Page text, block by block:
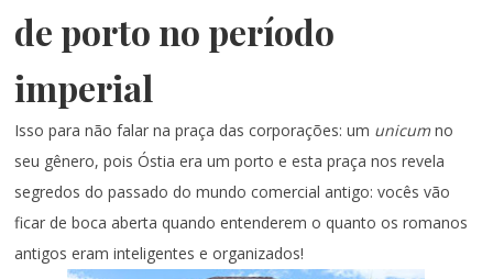
de porto no período
imperial
Isso para não falar na praça das corporações: um unicumno
seu gênero, pois Óstia era um porto e esta praça nos revela
segredos do passado do mundo comercial antigo: vocês vão
ficar de boca aberta quando entenderem o quanto os romanos
antigos eram inteligentes e organizados!